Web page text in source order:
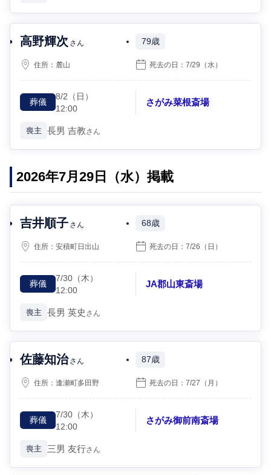
高野輝次 さん 79歳
住所： 麓山 死去の日：7/29 （水）
葬儀
8/2 （日）
12:00
さがみ菜根斎場
喪主 長男 吉教さん
2026年7月29日（水）掲載
吉井順子 さん 68歳
住所：安積町日出山 死去の日：7/26 （日）
葬儀
7/30 （木）
12:00
JA郡山東斎場
喪主 長男 英史 さん
佐藤知治 さん 87歳
住所：逢瀬町多田野 死去の日：7/27 （月）
葬儀
7/30 （木）
12:00
さがみ御前南斎場
喪主 三男 友行さん